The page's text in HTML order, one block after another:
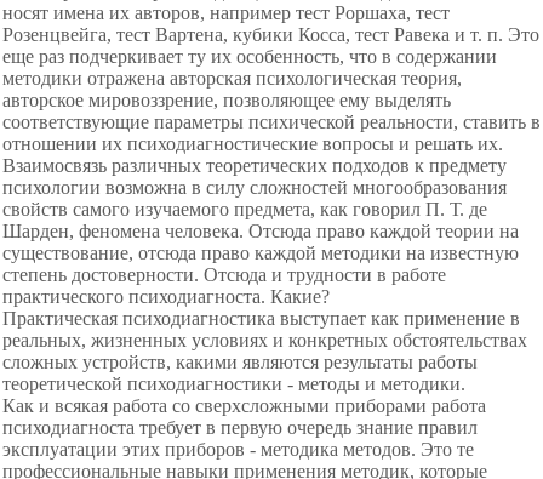
носят имена их авторов, например тест Роршаха, тест
Розенцвейга, тест Вартена, кубики Косса, тест Равека и т. п. Это
еще раз подчеркивает ту их особенность, что в содержании
методики отражена авторская психологическая теория,
авторское мировоззрение, позволяющее ему выделять
соответствующие параметры психической реальности, ставить в
отношении их психодиагностические вопросы и решать их.
Взаимосвязь различных теоретических подходов к предмету
психологии возможна в силу сложностей многообразования
свойств самого изучаемого предмета, как говорил П. Т. де
Шарден, феномена человека. Отсюда право каждой теории на
существование, отсюда право каждой методики на известную
степень достоверности. Отсюда и трудности в работе
практического психодиагноста. Какие?
Практическая психодиагностика выступает как применение в
реальных, жизненных условиях и конкретных обстоятельствах
сложных устройств, какими являются результаты работы
теоретической психодиагностики - методы и методики.
Как и всякая работа со сверхсложными приборами работа
психодиагноста требует в первую очередь знание правил
эксплуатации этих приборов - методика методов. Это те
профессиональные навыки применения методик, которые